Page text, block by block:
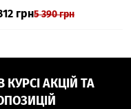
грн5 390грн
АКЦІЙ ТА